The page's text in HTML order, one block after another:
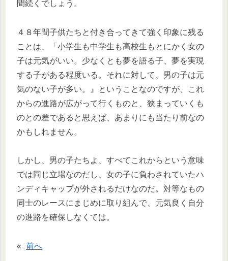
間続くでしょう。
４８年間子供たちと付き合ってきて強く印象に残る
ことは、「小学生も中学生も高校生もとにかく女の
子は元気がいい。少なくとも夢を語る子、夢を実現
する子がある程度いる。それに対して、男の子は元
気のない子が多い。』ということなのですが、これ
からの進路が広がって行くものと、狭まっていくも
のとの差であると思えば、あまりにも当たり前なの
かもしれません。
しかし、男の子たちよ、すべてこれからという意味
では同じ立場なのだし、女の子に負わされていたハ
ンディキャップが外されるだけなのだ。対等なもの
同士のレースにまじめに取り組んで、元気良く自分
の進路を確保しなくては。
« 前へ